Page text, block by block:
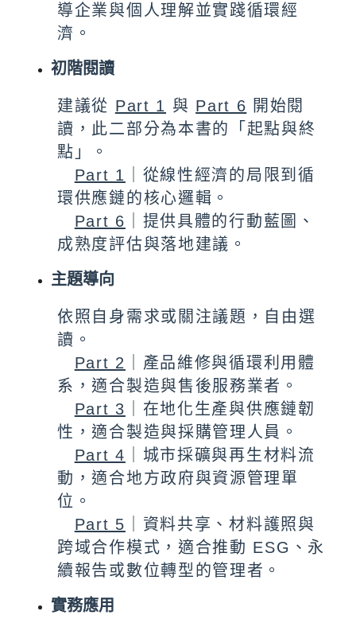
導企業與個人理解並實踐循環經
濟。
初階閱讀
建議從 Part 1 與 Part 6 開始閱
讀，此二部分為本書的「起點與終
點」。
Part 1
｜從線性經濟的局限到循
環供應鏈的核心邏輯。
Part 6 ｜提供具體的行動藍圖、
成熟度評估與落地建議。
主題導向
依照自身需求或關注議題，自由選
讀。
Part 2
｜產品維修與循環利用體
系，適合製造與售後服務業者。
Part 3 ｜在地化生產與供應鏈韌
性，適合製造與採購管理人員。
Part 4 ｜城市採礦與再生材料流
動，適合地方政府與資源管理單
位。
Part 5 ｜資料共享、材料護照與
跨域合作模式，適合推動 ESG、永
續報告或數位轉型的管理者。​​
實務應用